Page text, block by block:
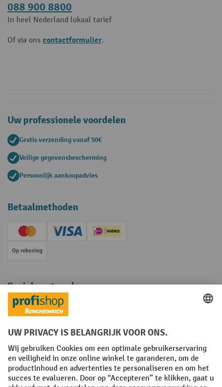
088 900 8800
In heel Nederland lokaal tarief
Of via ons contactformulier.
Uw professionele voordelen
Gratis verzending vanaf 50€
Veilige gegevensbescherming
Persoonlijk aankoopadvies
Betaalmethoden
Creditcard (Master)Creditcard (Visa)iDEAL | Wero
Op rekening
Sociale netwerken
Facebook
YouTube
LinkedInInstagram
Algemene leveringsvoorwaarden Copyright
Privacyverklaring Privacy Instellingen